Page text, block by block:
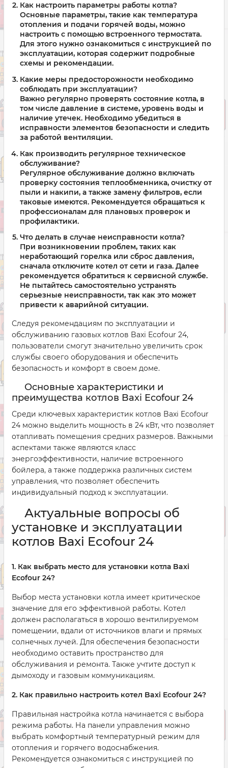
Как настроить параметры работы котла?
Основные параметры, такие как температура
отопления и подачи горячей воды, можно
настроить с помощью встроенного термостата.
Для этого нужно ознакомиться с инструкцией по
эксплуатации, которая содержит подробные
схемы и рекомендации.
Какие меры предосторожности необходимо
соблюдать при эксплуатации?
Важно регулярно проверять состояние котла, в
том числе давление в системе, уровень воды и
наличие утечек. Необходимо убедиться в
исправности элементов безопасности и следить
за работой вентиляции.
Как производить регулярное техническое
обслуживание?
Регулярное обслуживание должно включать
проверку состояния теплообменника, очистку от
пыли и накипи, а также замену фильтров, если
таковые имеются. Рекомендуется обращаться к
профессионалам для плановых проверок и
профилактики.
Что делать в случае неисправности котла?
При возникновении проблем, таких как
неработающий горелка или сброс давления,
сначала отключите котел от сети и газа. Далее
рекомендуется обратиться к сервисной службе.
Не пытайтесь самостоятельно устранять
серьезные неисправности, так как это может
привести к аварийной ситуации.
Следуя рекомендациям по эксплуатации и
обслуживанию газовых котлов Baxi Ecofour 24,
пользователи смогут значительно увеличить срок
службы своего оборудования и обеспечить
безопасность и комфорт в своем доме.
Основные характеристики и
преимущества котлов Baxi Ecofour 24
Среди ключевых характеристик котлов Baxi Ecofour
24 можно выделить мощность в 24 кВт, что позволяет
отапливать помещения средних размеров. Важными
аспектами также являются класс
энергоэффективности, наличие встроенного
бойлера, а также поддержка различных систем
управления, что позволяет обеспечить
индивидуальный подход к эксплуатации.
Актуальные вопросы об
установке и эксплуатации
котлов Baxi Ecofour 24
1. Как выбрать место для установки котла Baxi
Ecofour 24?
Выбор места установки котла имеет критическое
значение для его эффективной работы. Котел
должен располагаться в хорошо вентилируемом
помещении, вдали от источников влаги и прямых
солнечных лучей. Для обеспечения безопасности
необходимо оставить пространство для
обслуживания и ремонта. Также учтите доступ к
дымоходу и газовым коммуникациям.
2. Как правильно настроить котел Baxi Ecofour 24?
Правильная настройка котла начинается с выбора
режима работы. На панели управления можно
выбрать комфортный температурный режим для
отопления и горячего водоснабжения.
Рекомендуется ознакомиться с инструкцией по